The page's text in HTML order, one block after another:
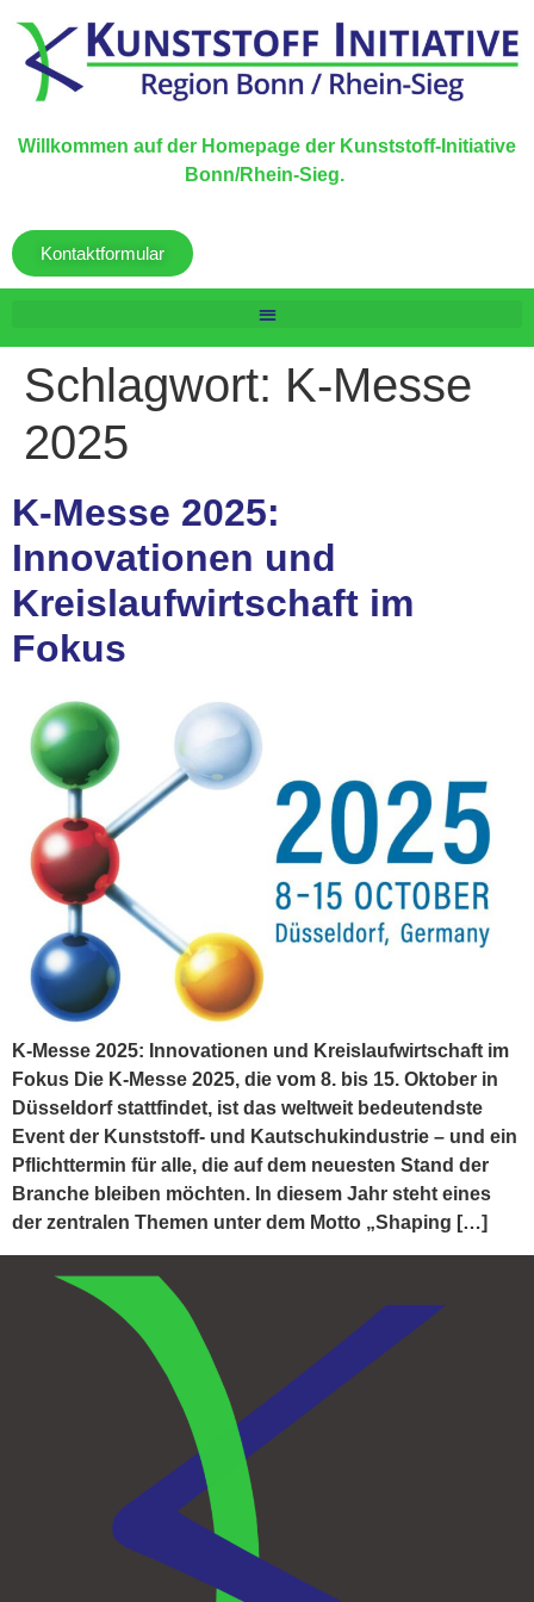
Willkommen auf der Homepage der Kunststoff-Initiative
Bonn/Rhein-Sieg.
Kontaktformular
Schlagwort: K-Messe
2025
K-Messe 2025:
Innovationen und
Kreislaufwirtschaft im
Fokus
K-Messe 2025: Innovationen und Kreislaufwirtschaft im
Fokus Die K-Messe 2025, die vom 8. bis 15. Oktober in
Düsseldorf stattfindet, ist das weltweit bedeutendste
Event der Kunststoff- und Kautschukindustrie – und ein
Pflichttermin für alle, die auf dem neuesten Stand der
Branche bleiben möchten. In diesem Jahr steht eines
der zentralen Themen unter dem Motto „Shaping […]